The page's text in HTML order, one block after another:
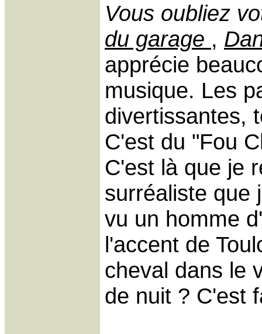
Vous oubliez
du garage ,
apprécie
musique. Les
divertissantes,
C'est du "Fou
C'est là que je
surréaliste que
vu un homme
l'accent de
cheval dans le
de nuit ? C'est